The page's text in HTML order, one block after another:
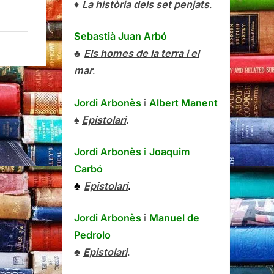
♦ La història dels set penjats.
Sebastià Juan Arbó
♣ Els homes de la terra i el
mar.
Jordi Arbonès i Albert Manent
♠ Epistolari.
Jordi Arbonès i Joaquim
Carbó
♣ Epistolari.
Jordi Arbonès i Manuel de
Pedrolo
♣ Epistolari.